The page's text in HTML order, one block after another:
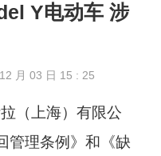
Y电动车 涉
月 03 日 15 : 25
（上海）有限公
管理条例》和《缺